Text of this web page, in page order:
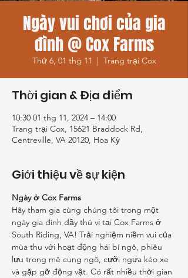
Ngày vui chơi của gia
đình @ Cox Farms
Thứ 6, 01 thg 11
  |
Trang trại Cox
Thời gian & Địa điểm
10:30 01 thg 11, 2024 – 14:00
Trang trại Cox, 15621 Braddock Rd,
Centreville, VA 20120, Hoa Kỳ
Giới thiệu về sự kiện
Ngày ở Cox Farms
Hãy tham gia cùng chúng tôi trong một
ngày gia đình đầy thú vị tại Cox Farms ở
South Riding, VA! Trải nghiệm niềm vui của
mùa thu với hoạt động hái bí ngô, phiêu
lưu trong mê cung ngô, cưỡi ngựa kéo xe
và gặp gỡ động vật. Có rất nhiều thời gian